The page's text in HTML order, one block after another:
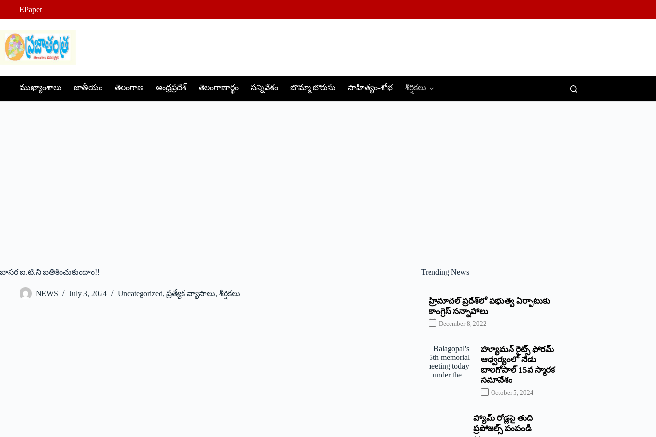
content
EPaper
ముఖ్యాంశాలు జాతీయం తెలంగాణ ఆంధ్రప్రదేశ్ తెలంగాణార్థం సన్నివేశం బొమ్మా బొరుసు సాహిత్యం-శోభ శీర్షికలు
బాసర ఐ.టి.ని బతికించుకుందాం!!
NEWS July 3, 2024 Uncategorized, ప్రత్యేక వ్యాసాలు, శీర్షికలు
Trending News
‌హ్రిమాచల్‌ ‌ప్రదేశ్‌లో పభుత్వ ఏర్పాటుకు
కాంగ్రెస్‌ ‌సన్నాహాలు
December 8, 2022
హ్యూమన్‌ రైట్స్‌ ఫోరమ్‌
ఆధ్వర్యంలో నేడు
బాలగోపాల్‌ 15వ స్మారక
సమావేశం
October 5, 2024
హ్యామ్‌ రోడ్లపై తుది
ప్రపోజల్స్‌ పంపండి